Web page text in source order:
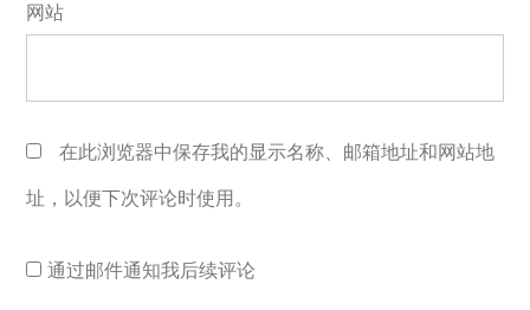
网站
在此浏览器中保存我的显示名称、邮箱地址和网站地
址，以便下次评论时使用。
通过邮件通知我后续评论